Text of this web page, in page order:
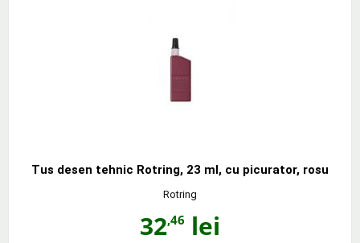
Tus desen tehnic Rotring, 23 ml, cu picurator, rosu
Rotring
32,46 lei